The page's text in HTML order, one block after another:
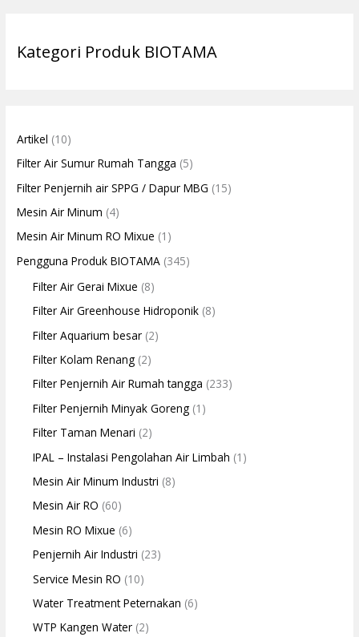
Kategori Produk BIOTAMA
Artikel (10)
Filter Air Sumur Rumah Tangga (5)
Filter Penjernih air SPPG / Dapur MBG (15)
Mesin Air Minum (4)
Mesin Air Minum RO Mixue (1)
Pengguna Produk BIOTAMA (345)
Filter Air Gerai Mixue (8)
Filter Air Greenhouse Hidroponik (8)
Filter Aquarium besar (2)
Filter Kolam Renang (2)
Filter Penjernih Air Rumah tangga (233)
Filter Penjernih Minyak Goreng (1)
Filter Taman Menari (2)
IPAL – Instalasi Pengolahan Air Limbah (1)
Mesin Air Minum Industri (8)
Mesin Air RO (60)
Mesin RO Mixue (6)
Penjernih Air Industri (23)
Service Mesin RO (10)
Water Treatment Peternakan (6)
WTP Kangen Water (2)